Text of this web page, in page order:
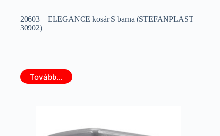
20603 – ELEGANCE kosár S barna (STEFANPLAST
30902)
Tovább...